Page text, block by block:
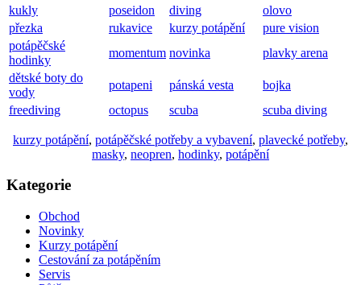
kukly
poseidon diving
olovo
přezka
rukavice kurzy potápění
pure vision
potápěčské
hodinky
momentum novinka
plavky arena
dětské boty do
vody
potapeni pánská vesta
bojka
freediving
octopus scuba scuba diving
kurzy potápění, potápěčské potřeby a vybavení, plavecké potřeby,
masky, neopren, hodinky, potápění
Kategorie
Obchod
Novinky
Kurzy potápění
Cestování za potápěním
Servis